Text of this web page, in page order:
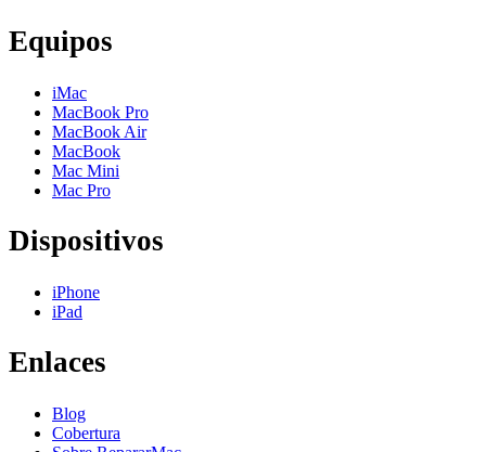
Equipos
iMac
MacBook Pro
MacBook Air
MacBook
Mac Mini
Mac Pro
Dispositivos
iPhone
iPad
Enlaces
Blog
Cobertura